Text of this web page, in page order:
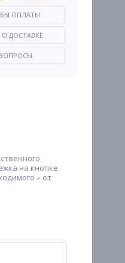
ОПЛАТЫ
ДОСТАВКЕ
на кнопке
– от